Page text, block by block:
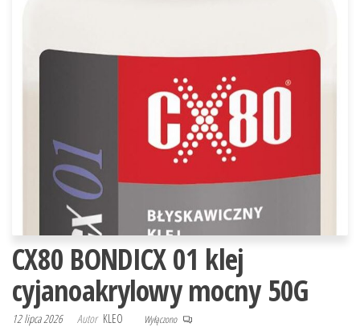
CX80 BONDICX 01 klej
cyjanoakrylowy mocny 50G
12 lipca 2026 Autor KLEO Wyłączono